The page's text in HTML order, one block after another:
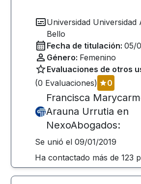
Universidad Universidad
Bello
Fecha de titulación: 05/
Género: Femenino
Evaluaciones de otros
(0 Evaluaciones) 0
Francisca
Arauna Urrutia en
NexoAbogados:
Se unió el 09/01/2019
Ha contactado más de123